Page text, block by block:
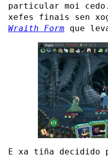
particular moi
xefes finais sen
Wraith Form que
E xa tiña decidido